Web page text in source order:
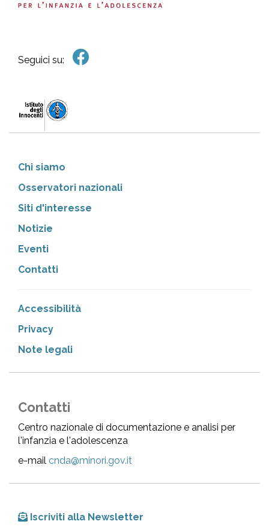
Seguici su:
Chi siamo
Osservatori nazionali
Siti d'interesse
Notizie
Eventi
Contatti
Accessibilità
Privacy
Note legali
Contatti
Centro nazionale di documentazione e analisi per
l'infanzia e l'adolescenza
e-mail cnda@minori.gov.it
Iscriviti alla Newsletter